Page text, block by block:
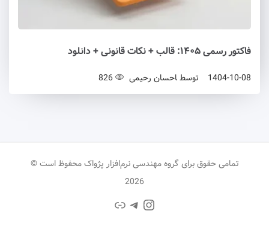
فاکتور رسمی ۱۴۰۵: قالب + نکات قانونی + دانلود
1404-10-08 توسط احسان رحیمی
تمامی حقوق برای گروه مهندسی نرم‌افزار پژواک محفوظ است ©
2026
اینستاگرم
تلگرام
پیوند